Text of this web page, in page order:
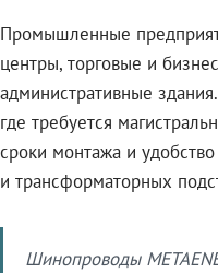
Промышленные
центры, торговые и
административные
где требуется
сроки монтажа и
и трансформаторных
Шинопроводы